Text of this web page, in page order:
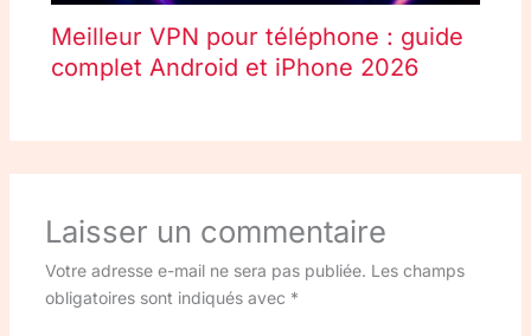
Meilleur VPN pour téléphone : guide
complet Android et iPhone 2026
Laisser un commentaire
Votre adresse e-mail ne sera pas publiée. Les champs
obligatoires sont indiqués avec *